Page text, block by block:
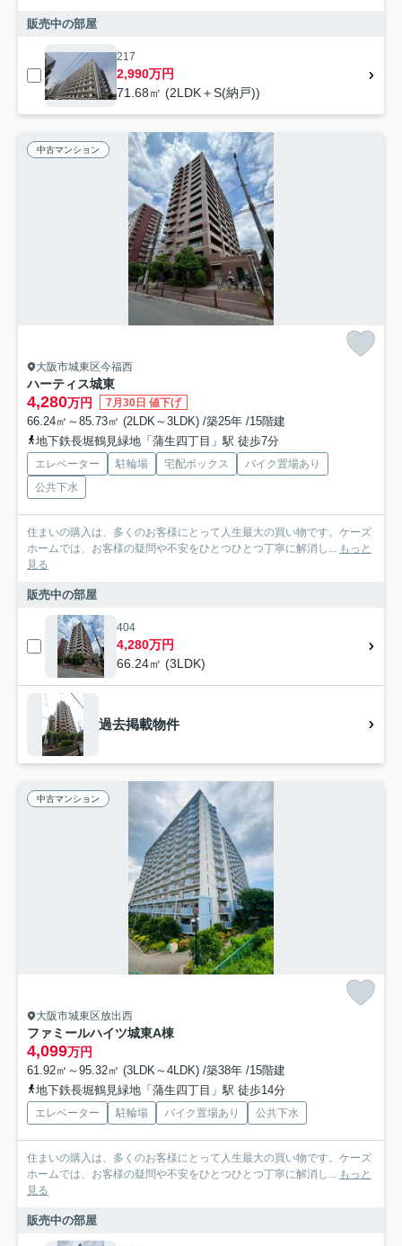
販売中の部屋
217
2,990万円
71.68㎡ (2LDK＋S(納戸))
中古マンション
大阪市城東区今福西
ハーティス城東
4,280万円 7月30日 値下げ
66.24㎡～85.73㎡ (2LDK～3LDK) /築25年 /15階建
地下鉄長堀鶴見緑地「蒲生四丁目」駅 徒歩7分
エレベーター 駐輪場 宅配ボックス
バイク置場あり
公共下水
住まいの購入は、多くのお客様にとって人生最大の買い物です。ケーズ
ホームでは、お客様の疑問や不安をひとつひとつ丁寧に解消し... もっと
見る
販売中の部屋
404
4,280万円
66.24㎡ (3LDK)
過去掲載物件
中古マンション
大阪市城東区放出西
ファミールハイツ城東A棟
4,099万円
61.92㎡～95.32㎡ (3LDK～4LDK) /築38年 /15階建
地下鉄長堀鶴見緑地「蒲生四丁目」駅 徒歩14分
エレベーター 駐輪場 バイク置場あり 公共下水
住まいの購入は、多くのお客様にとって人生最大の買い物です。ケーズ
ホームでは、お客様の疑問や不安をひとつひとつ丁寧に解消し... もっと
見る
販売中の部屋